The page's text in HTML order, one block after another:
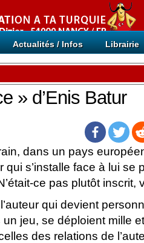
Actualités / Infos Librairie
» d’Enis Batur
dans un pays
qui s’installe face à lui se
ce pas plutôt inscrit,
qui devient
jeu, se déploient mille
des relations de